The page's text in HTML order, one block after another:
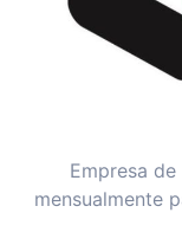
Empresa
mensualmente